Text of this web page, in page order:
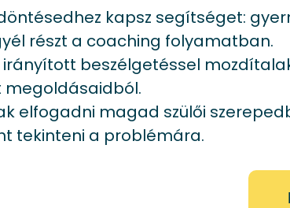
kapsz segítséget:
részt a coaching folyamatban.
beszélgetéssel
megoldásaidból.
elfogadni magad szülői
tekinteni a problémára.